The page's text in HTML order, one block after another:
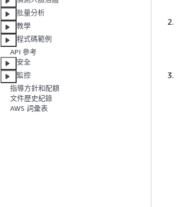
批量分析
教學
程式碼範例
API 參考
安全
監控
指導方針和配額
文件歷史紀錄
AWS 詞彙表